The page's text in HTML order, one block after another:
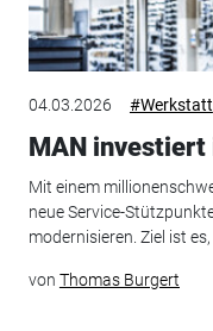
04.03.2026 #Werkstatt
MAN investiert
Mit einem
neue Service-
modernisieren. Ziel ist
von Thomas Burgert